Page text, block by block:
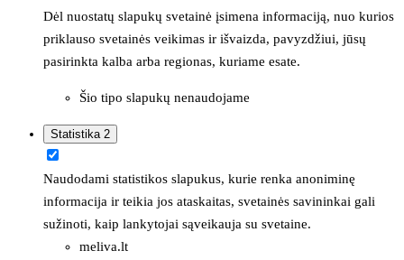
Dėl nuostatų slapukų svetainė įsimena informaciją, nuo kurios
priklauso svetainės veikimas ir išvaizda, pavyzdžiui, jūsų
pasirinkta kalba arba regionas, kuriame esate.
Šio tipo slapukų nenaudojame
Statistika 2
Naudodami statistikos slapukus, kurie renka anoniminę
informacija ir teikia jos ataskaitas, svetainės savininkai gali
sužinoti, kaip lankytojai sąveikauja su svetaine.
meliva.lt